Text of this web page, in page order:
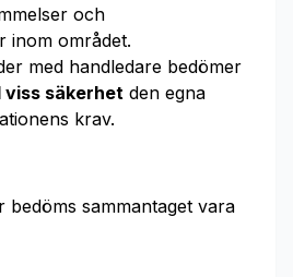
och
inom området.
med handledare bedömer
viss säkerhet den egna
krav.
bedöms sammantaget vara